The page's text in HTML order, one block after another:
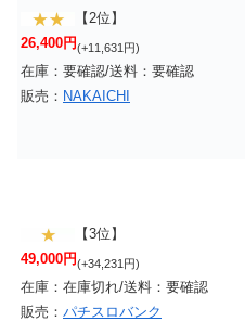
【2位】
26,400円(+11,631円)
在庫：要確認/送料：要確認
販売： NAKAICHI
【3位】
49,000円(+34,231円)
在庫：在庫切れ/送料：要確認
販売： パチスロバンク